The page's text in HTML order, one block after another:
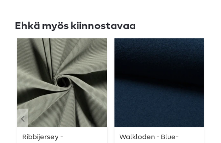
Ehkä myös kiinnostavaa
Ribbijersey -
Walkloden - Blue-